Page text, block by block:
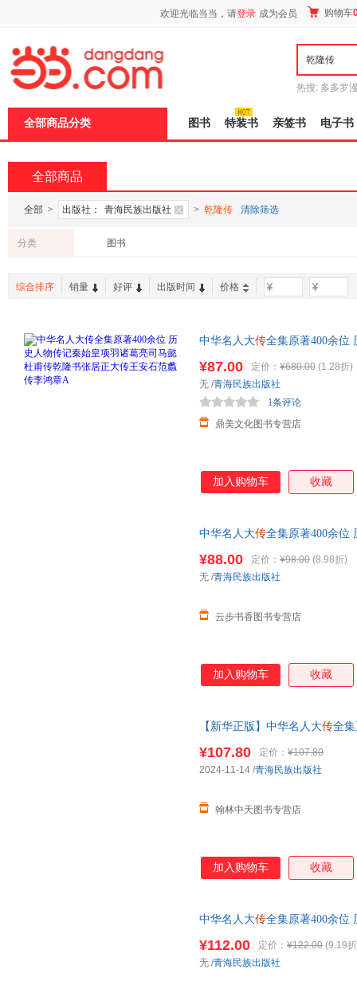
欢迎光临当当，请登录 成为会员 购物车
热搜: 多多罗
全部商品分类 图书 特装书 亲签书 电子书
全部商品
全部 > 出版社： 青海民族出版社 > 乾隆传 清除筛选
分类 图书
综合排序 销量 好评 出版时间 价格 -
中华名人大传全集原著400余位
¥87.00 定价： ¥680.00 (1.28折)
鼎美文化图书专营店
1条评论
无 /青海民族出版社
加入购物车 收藏
中华名人大传全集原著400余位
¥88.00 定价： ¥98.00 (8.98折)
云步书香图书专营店
无 /青海民族出版社
加入购物车 收藏
【新华正版】中华名人大传全
¥107.80 定价： ¥107.80
翰林中天图书专营店
2024-11-14 /青海民族出版社
加入购物车 收藏
中华名人大传全集原著400余位
¥112.00 定价： ¥122.00 (9.19
无 /青海民族出版社
页
加